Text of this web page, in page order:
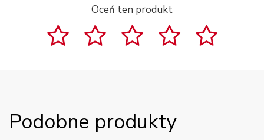
Oceń ten produkt
Podobne produkty